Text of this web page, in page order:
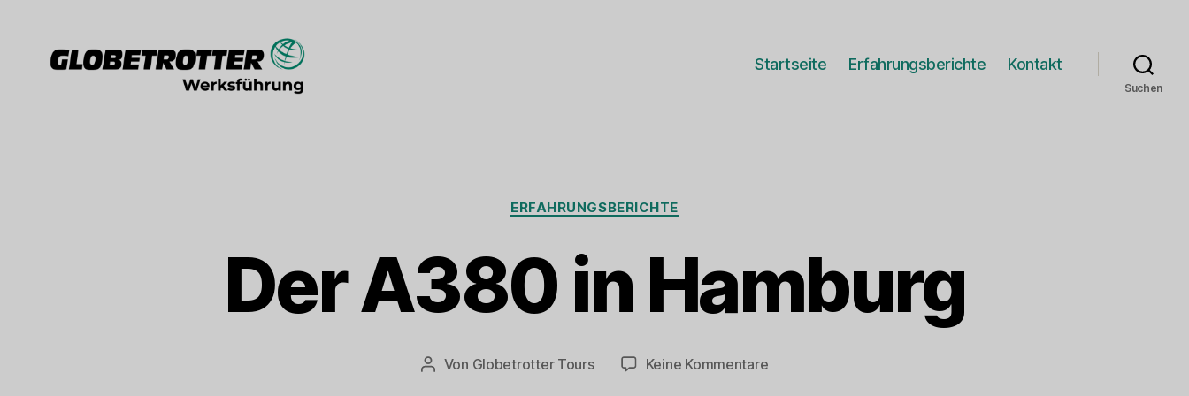
Startseite Erfahrungsberichte Kontakt
Suchen
Kategorien
ERFAHRUNGSBERICHTE
Der A380 in Hamburg
Beitragsautor
Von Globetrotter Tours Keine Kommentarezu